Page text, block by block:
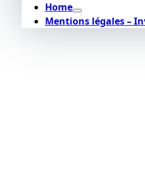
Home
Mentions légales –